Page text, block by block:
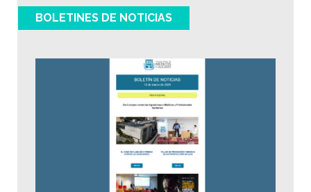
BOLETINES DE NOTICIAS